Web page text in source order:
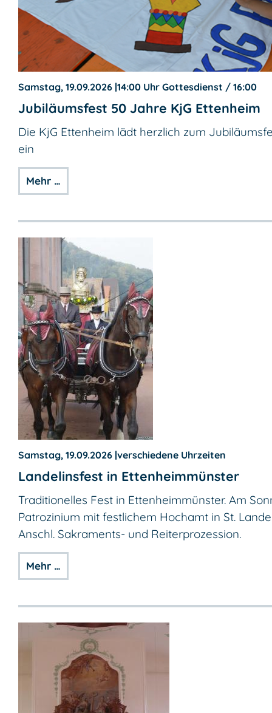
Samstag, 19.09.2026 |14:00 Uhr Gottesdienst / 16:00
Jubiläumsfest 50 Jahre KjG Ettenheim
Die KjG Ettenheim lädt herzlich zum
ein
Mehr …
Samstag, 19.09.2026 |verschiedene Uhrzeiten
Landelinsfest in Ettenheimmünster
Traditionelles Fest in Ettenheimmünster. Am
Patrozinium mit festlichem Hochamt in St.
Anschl. Sakraments- und Reiterprozession.
Mehr …